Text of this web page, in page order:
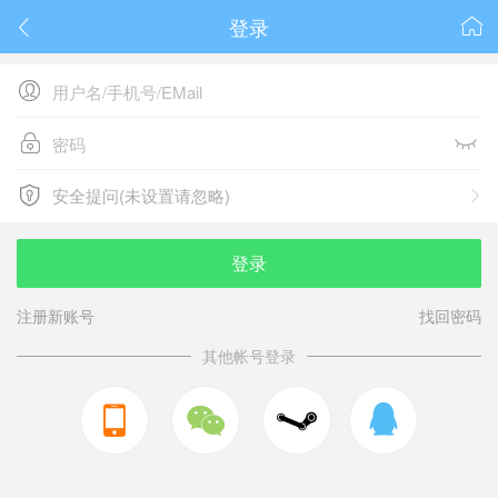
 
登录

 
 
安全提问(未设置请忽略)
安全提问(未设置请忽略)
登录
注册新账号
找回密码
其他帐号登录
  